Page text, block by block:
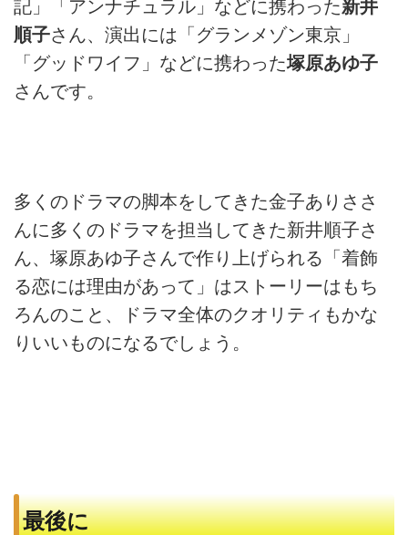
記」「アンナチュラル」などに携わった新井
順子さん、演出には「グランメゾン東京」
「グッドワイフ」などに携わった塚原あゆ子
さんです。
多くのドラマの脚本をしてきた金子ありささ
んに多くのドラマを担当してきた新井順子さ
ん、塚原あゆ子さんで作り上げられる「着飾
る恋には理由があって」はストーリーはもち
ろんのこと、ドラマ全体のクオリティもかな
りいいものになるでしょう。
最後に